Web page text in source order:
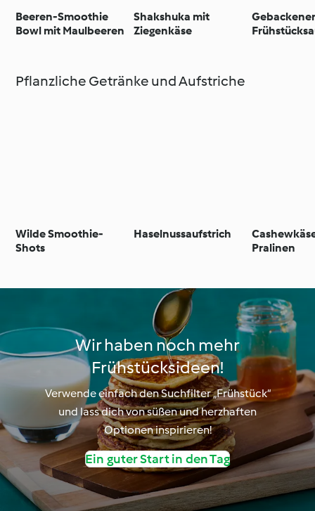
Beeren-Smoothie
Bowl mit Maulbeeren
Shakshuka mit
Ziegenkäse
Pflanzliche Getränke und Aufstriche
Wilde Smoothie-
Shots
Haselnussaufstrich
Pralinen
Wir haben noch mehr
Frühstücksideen!
Verwende einfach den Suchfilter „Frühstück“
und lass dich von süßen und herzhaften
Optionen inspirieren!
Ein guter Start in den Tag